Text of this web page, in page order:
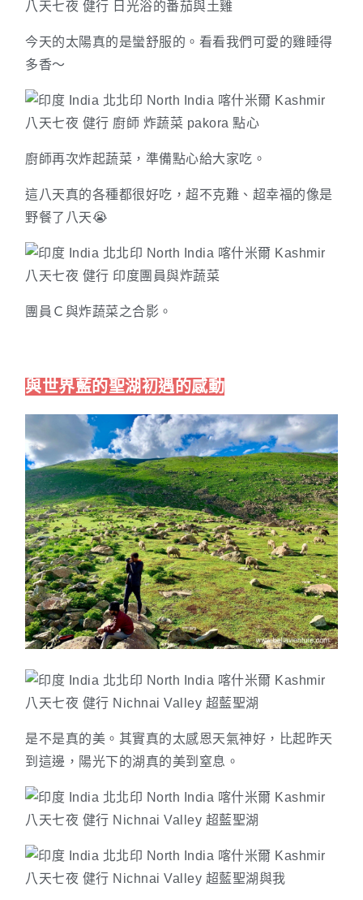
今天的太陽真的是蠻舒服的。看看我們可愛的雞睡得
多香～
廚師再次炸起蔬菜，準備點心給大家吃。
這八天真的各種都很好吃，超不克難、超幸福的像是
野餐了八天😭
團員Ｃ與炸蔬菜之合影。
與世界藍的聖湖初遇的感動
是不是真的美。其實真的太感恩天氣神好，比起昨天
到這邊，陽光下的湖真的美到窒息。